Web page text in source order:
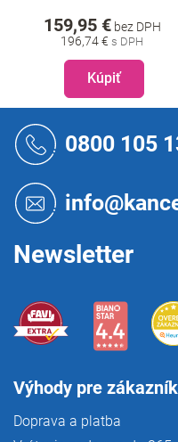
196,74 €
159,95 €bez DPH
Kúpiť
0800 105
Newsletter
Výhody pre
Doprava a platba